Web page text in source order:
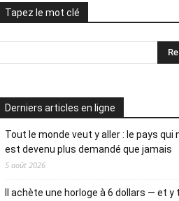
Tapez le mot clé
Derniers articles en ligne
Tout le monde veut y aller : le pays qui
est devenu plus demandé que jamais
5 août 2026
Il achète une horloge à 6 dollars — et y